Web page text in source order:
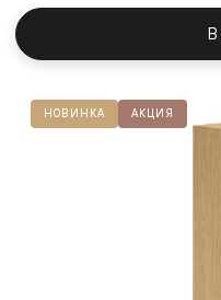
В
НОВИНКА АКЦИЯ